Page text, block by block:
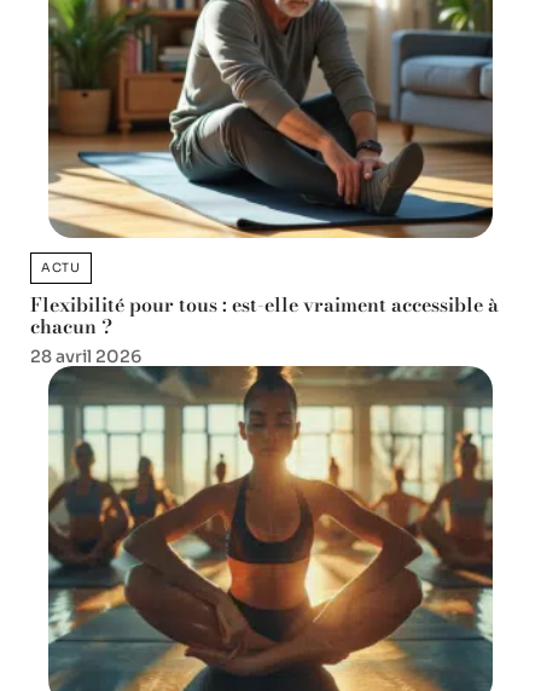
ACTU
Flexibilité pour tous : est-elle vraiment accessible à
chacun ?
28 avril 2026